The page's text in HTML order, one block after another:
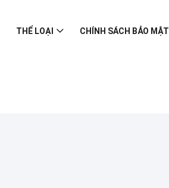
THỂ LOẠI CHÍNH SÁCH BẢO MẬT